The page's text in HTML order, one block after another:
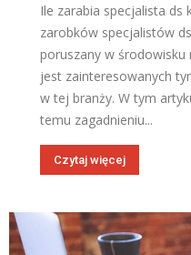
Ile zarabia specjalista ds
zarobków specjalistów
poruszany w środowisku
jest zainteresowanych
w tej branży. W tym
temu zagadnieniu...
Czytaj więcej